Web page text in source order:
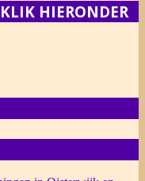
HIERONDER